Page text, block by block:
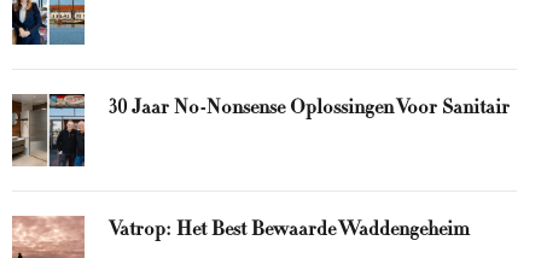
30 Jaar No-Nonsense Oplossingen Voor Sanitair
Vatrop: Het Best Bewaarde Waddengeheim